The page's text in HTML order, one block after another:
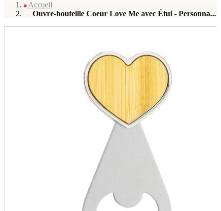
Accueil
Ouvre-bouteille Coeur Love Me avec Étui - Personna...